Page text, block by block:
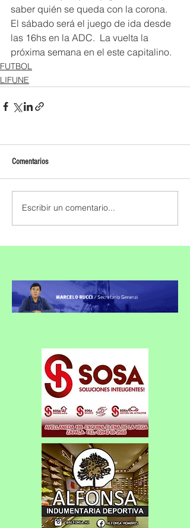
saber quién se queda con la corona.
El sábado será el juego de ida desde
las 16hs en la ADC.  La vuelta la
próxima semana en el este capitalino.
FUTBOL
LIFUNE
Comentarios
Escribir un comentario...